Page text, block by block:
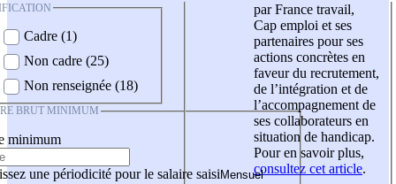
Cadre (1)
Non cadre (25)
Non renseignée (18)
BRUT MINIMUM
minimum
une périodicité pour le salaire saisi
par France travail,
Cap emploi et ses
partenaires pour ses
actions concrètes en
faveur du recrutement,
de l’intégration et de
l’accompagnement de
ses collaborateurs en
situation de handicap.
Pour en savoir plus,
consultez cet article.